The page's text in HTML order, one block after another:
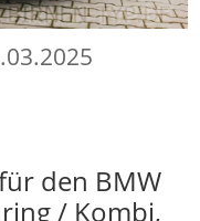
den BMW
/ Kombi,